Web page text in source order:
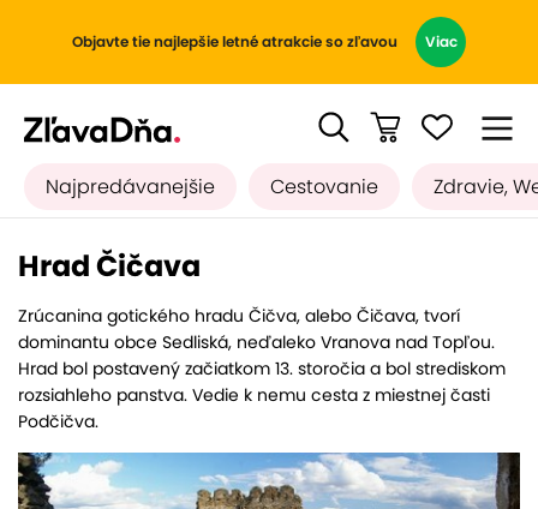
Objavte tie najlepšie letné atrakcie so zľavou Viac
Najpredávanejšie Cestovanie Zdravie,
Hrad Čičava
Zrúcanina gotického hradu Čičva, alebo Čičava, tvorí
dominantu obce Sedliská, neďaleko Vranova nad Topľou.
Hrad bol postavený začiatkom 13. storočia a bol strediskom
rozsiahleho panstva. Vedie k nemu cesta z miestnej časti
Podčičva.